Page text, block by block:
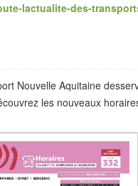
lactualite-des-
Nouvelle Aquitaine
les nouveaux